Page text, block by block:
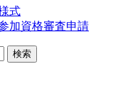
式
加資格審査申請